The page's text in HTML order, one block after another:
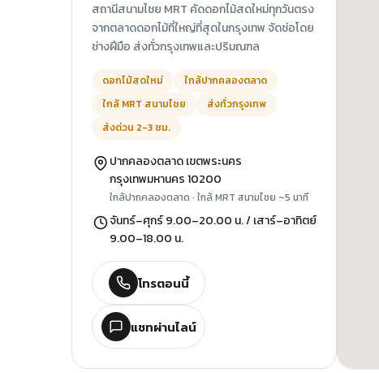
สถานีสนามไชย MRT คัดดอกไม้สดใหม่ทุกวันตรง
จากตลาดดอกไม้ที่ใหญ่ที่สุดในกรุงเทพ จัดช่อโดย
ช่างฝีมือ ส่งทั่วกรุงเทพและปริมณฑล
ดอกไม้สดใหม่
ใกล้ปากคลองตลาด
ใกล้ MRT สนามไชย
ส่งทั่วกรุงเทพ
ส่งด่วน 2-3 ชม.
ปากคลองตลาด เขตพระนคร
กรุงเทพมหานคร 10200
ใกล้ปากคลองตลาด · ใกล้ MRT สนามไชย ~5 นาที
จันทร์–ศุกร์ 9.00–20.00 น. / เสาร์–อาทิตย์
9.00–18.00 น.
โทรตอนนี้
แชทผ่านไลน์